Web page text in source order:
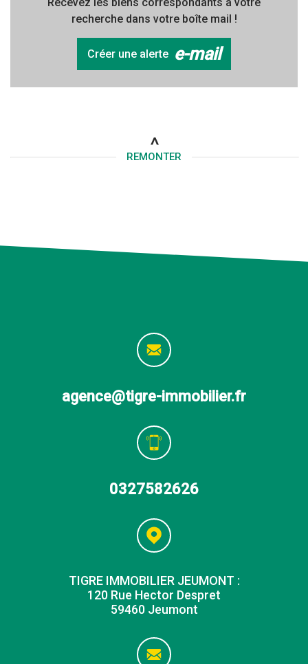
recherche dans votre boîte mail !
Créer une alerte e-mail
REMONTER
agence@tigre-immobilier.fr
0327582626
TIGRE IMMOBILIER JEUMONT :
120 Rue Hector Despret
59460 Jeumont